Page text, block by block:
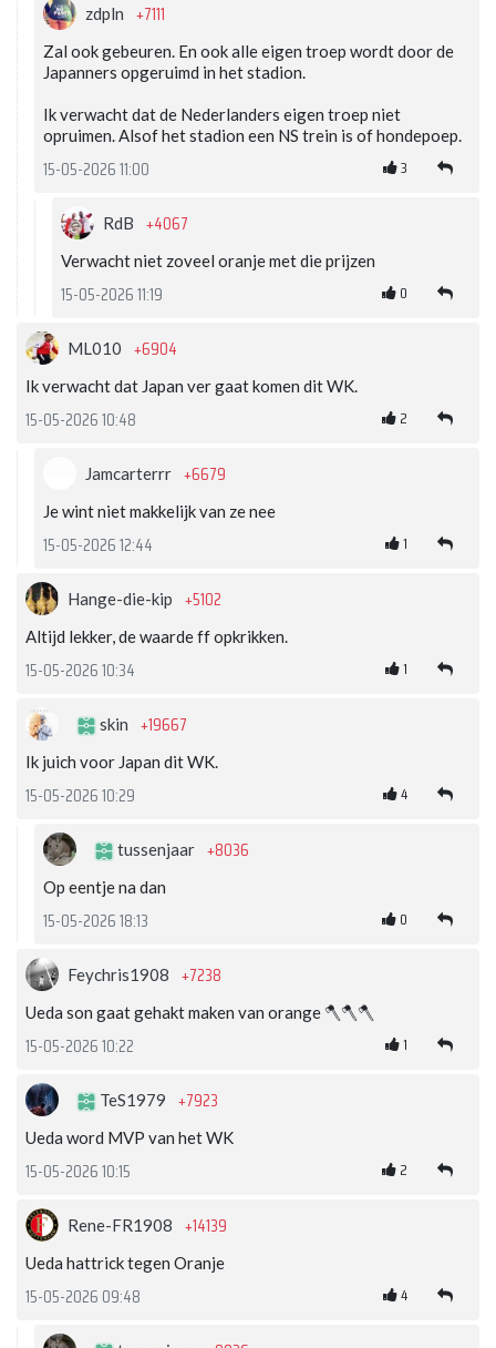
zdpln +7111
Zal ook gebeuren. En ook alle eigen troep wordt door de
Japanners opgeruimd in het stadion.
Ik verwacht dat de Nederlanders eigen troep niet
opruimen. Alsof het stadion een NS trein is of hondepoep.
15-05-2026 11:00 3
RdB +4067
Verwacht niet zoveel oranje met die prijzen
15-05-2026 11:19 0
ML010 +6904
Ik verwacht dat Japan ver gaat komen dit WK.
15-05-2026 10:48 2
Jamcarterrr +6679
Je wint niet makkelijk van ze nee
15-05-2026 12:44 1
Hange-die-kip +5102
Altijd lekker, de waarde ff opkrikken.
15-05-2026 10:34 1
skin +19667
Ik juich voor Japan dit WK.
15-05-2026 10:29 4
tussenjaar +8036
Op eentje na dan
15-05-2026 18:13 0
Feychris1908 +7238
Ueda son gaat gehakt maken van orange 🪓🪓🪓
15-05-2026 10:22 1
TeS1979 +7923
Ueda word MVP van het WK
15-05-2026 10:15 2
Rene-FR1908 +14139
Ueda hattrick tegen Oranje
15-05-2026 09:48 4